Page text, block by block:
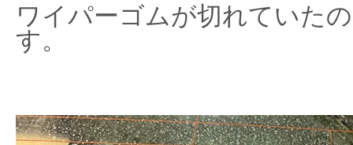
ワイパーゴムが切れていた
す。